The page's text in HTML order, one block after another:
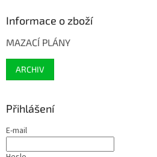
Informace o zboží
MAZACÍ PLÁNY
ARCHIV
Přihlášení
E-mail